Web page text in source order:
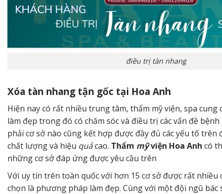
điều trị tàn nhang
Xóa tàn nhang tận gốc tại Hoa Anh
Hiện nay có rất nhiều trung tâm, thẩm mỹ viện, spa cung
làm đẹp trong đó có chăm sóc và điều trị các vấn đề
phải cơ sở nào cũng kết hợp được đầy đủ các yếu tố trên
chất lượng và hiệu quảcao. Thẩm mỹviện Hoa Anh có
những cơ sở đáp ứng được yêu cầu trên
Với uy tín trên toàn quốc với hơn 15 cơ sở được rất nhiều
chọn là phương pháp làm đẹp. Cùng với một đội ngũ bác